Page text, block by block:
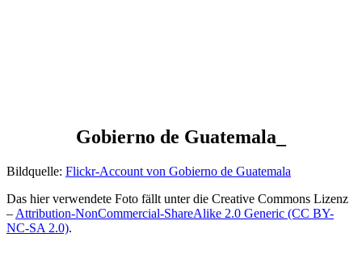
Gobierno de Guatemala_
Bildquelle: Flickr-Account von Gobierno de Guatemala
Das hier verwendete Foto fällt unter die Creative Commons Lizenz
– Attribution-NonCommercial-ShareAlike 2.0 Generic (CC BY-
NC-SA 2.0).